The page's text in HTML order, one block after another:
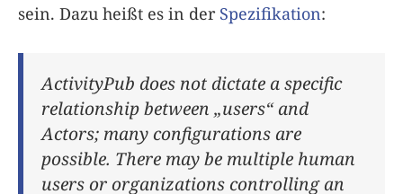
sein. Dazu heißt es in der Spezifikation:
ActivityPub does not dictate a specific
relationship between „users“ and
Actors; many configurations are
possible. There may be multiple human
users or organizations controlling an